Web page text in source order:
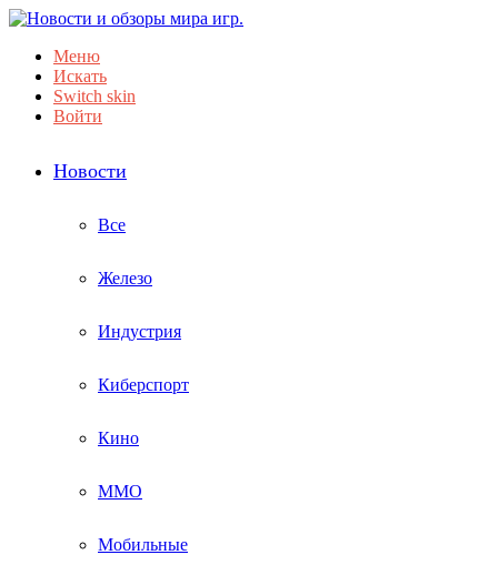
Меню
Искать
Switch skin
Войти
Новости
Все
Железо
Индустрия
Киберспорт
Кино
ММО
Мобильные